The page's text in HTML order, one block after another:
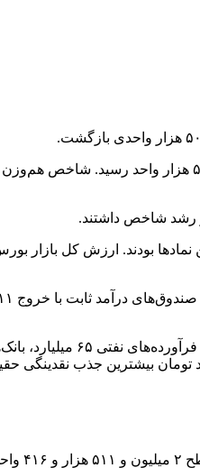
به گزارش خبرگزاری خبرآنلاین،شاخص کل بورس تهران در پایان معاملات روز چهارشنبه، ۱۲ شهریور، با رشد ۴۶ هزار و ۳۷۹ واحدی به سطح ۲
رشد شاخص داشتند.
۲.۹۶ درصد رشد در ارزش سهام، جزو پرتراکنش‌ترین نمادها بودند.
۴۴ میلیارد تومان اختصاص یافت. در میان نمادها، فولاد با ورود ۸۰ میلیارد تومان، وبملت با ۳۶ میلیارد و وحی کشتی
بورس اوراق بهادار تهران در